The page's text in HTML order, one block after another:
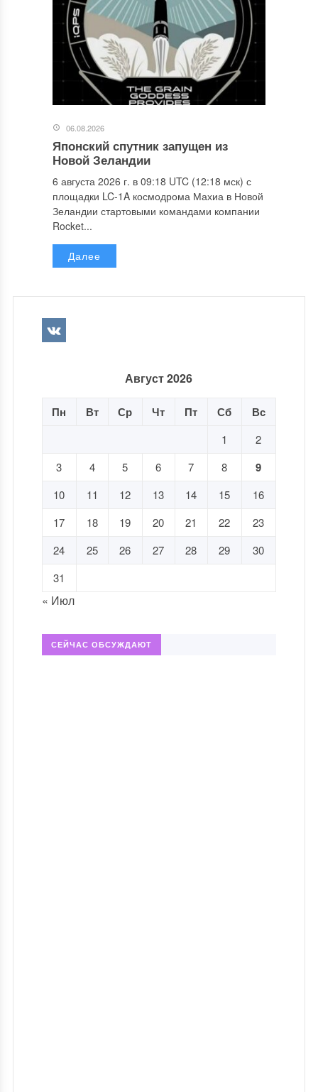
06.08.2026
Японский спутник запущен из
Новой Зеландии
6 августа 2026 г. в 09:18 UTC (12:18 мск) с
площадки LC-1A космодрома Махиа в Новой
Зеландии стартовыми командами компании
Rocket...
Далее
Август 2026
Пн Вт Ср Чт Пт Сб Вс
1
2
3
4 5 6 7 8 9
10 11 12 13 14 15
16
17
18 19 20 21 22
23
24
25 26 27 28 29
30
31
« Июл
СЕЙЧАС ОБСУЖДАЮТ